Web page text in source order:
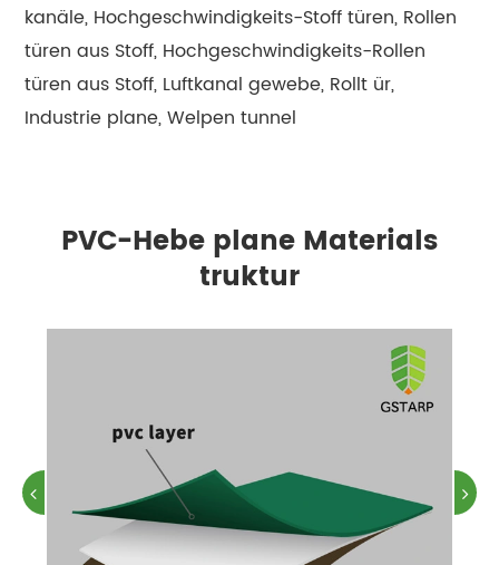
kanäle, Hochgeschwindigkeits-Stoff türen, Rollen
türen aus Stoff, Hochgeschwindigkeits-Rollen
türen aus Stoff, Luftkanal gewebe, Rollt ür,
Industrie plane, Welpen tunnel
PVC-Hebe plane Materials
truktur